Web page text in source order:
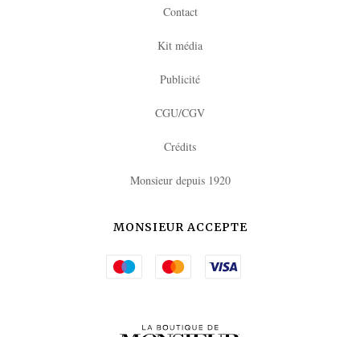
Contact
Kit média
Publicité
CGU/CGV
Crédits
Monsieur depuis 1920
MONSIEUR ACCEPTE